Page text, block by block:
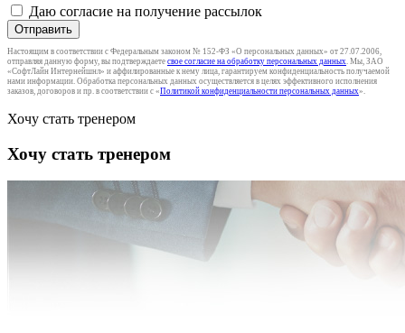
Даю согласие на получение рассылок
Отправить
Настоящим в соответствии с Федеральным законом № 152-ФЗ «О персональных данных» от 27.07.2006,
отправляя данную форму, вы подтверждаете свое согласие на обработку персональных данных . Мы, ЗАО
«СофтЛайн Интернейшнл» и аффилированные к нему лица, гарантируем конфиденциальность получаемой
нами информации. Обработка персональных данных осуществляется в целях эффективного исполнения
заказов, договоров и пр. в соответствии с «Политикой конфиденциальности персональных данных».
Хочу стать тренером
Хочу стать тренером